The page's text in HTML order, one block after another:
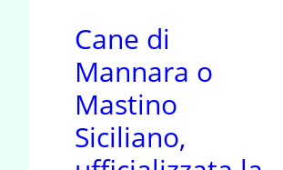
Cane di
Mannara o
Mastino
Siciliano,